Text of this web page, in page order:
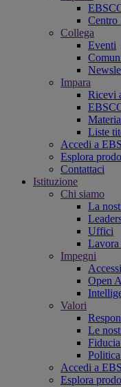
Centro
Collega
Eventi
Impara
Ricevi
Liste
Accedi a
Esplora
Contattaci
Istituzione
Chi siamo
La
Uffici
Lavora
Impegni
Open
Valori
Le
Accedi a
Esplora